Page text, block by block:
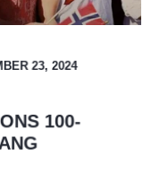
23, 2024
100-